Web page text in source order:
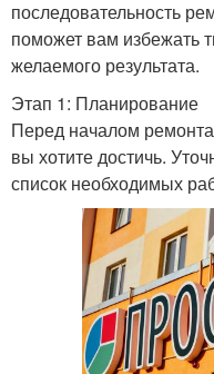
последовательность
поможет вам избежать
желаемого результата.
Этап 1: Планирование
Перед началом
вы хотите достичь.
список необходимых